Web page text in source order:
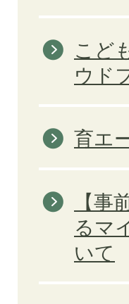
こど
ウド
育エ
【
るマ
いて